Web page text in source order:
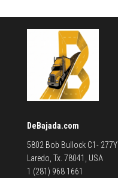
DeBajada.com
5802 Bob Bullock C1- 277Y
Laredo, Tx. 78041, USA
1 (281) 968 1661